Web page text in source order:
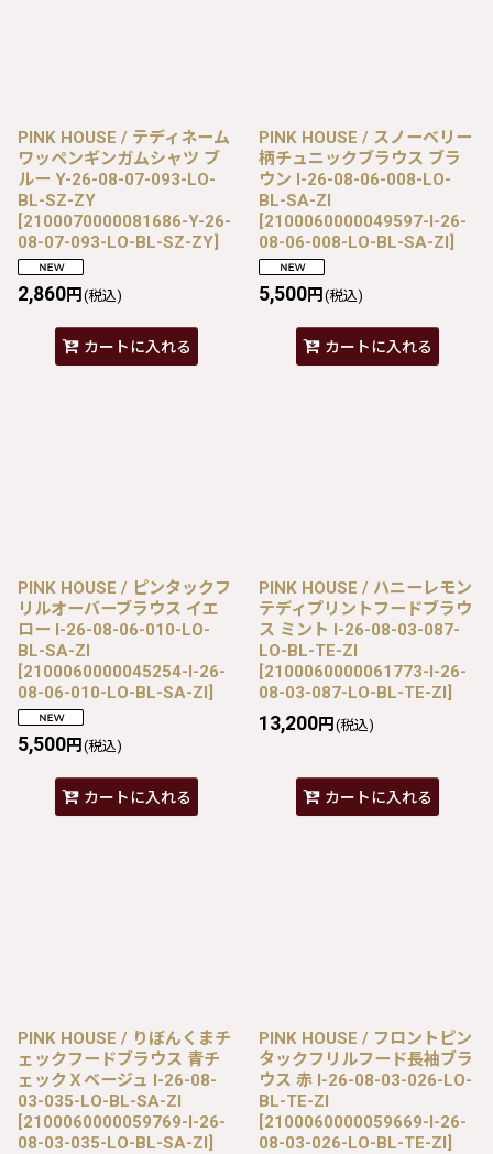
PINK HOUSE / テディネーム
ワッペンギンガムシャツ ブ
ルー Y-26-08-07-093-LO-
BL-SZ-ZY
[2100070000081686-Y-26-
08-07-093-LO-BL-SZ-ZY]
2,860円 (税込)
カートに入れる
PINK HOUSE / スノーベリー
柄チュニックブラウス ブラ
ウン I-26-08-06-008-LO-
BL-SA-ZI
[2100060000049597-I-26-
08-06-008-LO-BL-SA-ZI]
5,500円 (税込)
カートに入れる
PINK HOUSE / ピンタックフ
リルオーバーブラウス イエ
ロー I-26-08-06-010-LO-
BL-SA-ZI
[2100060000045254-I-26-
08-06-010-LO-BL-SA-ZI]
5,500円 (税込)
カートに入れる
PINK HOUSE / ハニーレモン
テディプリントフードブラウ
ス ミント I-26-08-03-087-
LO-BL-TE-ZI
[2100060000061773-I-26-
08-03-087-LO-BL-TE-ZI]
13,200円 (税込)
カートに入れる
PINK HOUSE / りぼんくまチ
ェックフードブラウス 青チ
ェックＸベージュ I-26-08-
03-035-LO-BL-SA-ZI
[2100060000059769-I-26-
08-03-035-LO-BL-SA-ZI]
PINK HOUSE / フロントピン
タックフリルフード長袖ブラ
ウス 赤 I-26-08-03-026-LO-
BL-TE-ZI
[2100060000059669-I-26-
08-03-026-LO-BL-TE-ZI]